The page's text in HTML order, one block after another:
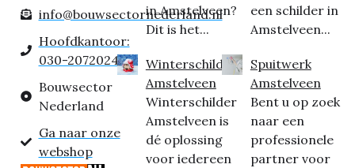
info@bouwsectornederland.nl
Hoofdkantoor:
030-2072024
Bouwsector
Nederland
Ga naar onze
webshop
in Amstelveen?
Dit is het...
Winterschilder
Amstelveen
Winterschilder
Amstelveen is
dé oplossing
voor iedereen
een schilder in
Amstelveen...
Spuitwerk
Amstelveen
Bent u op zoek
naar een
professionele
partner voor